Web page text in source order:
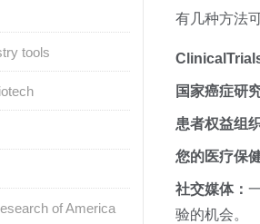
tools
of America
有几种方法
国家癌症研
患者权益组
您的医疗保
社交媒体：
验的机会。